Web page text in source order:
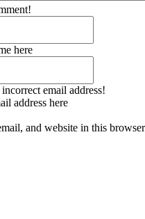
here
email address!
address here
and website in this